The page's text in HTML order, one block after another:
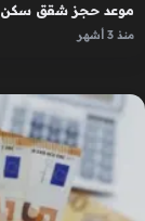
موعد حجز شقق سكن لكل المصريين 9..
منذ 3 أشهر